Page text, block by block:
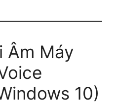
Âm Máy
10)